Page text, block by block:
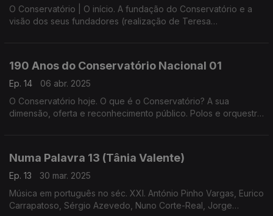
O Conservatório | O início. A fundação do Conservatório e a
visão dos seus fundadores (realização de Teresa
190 Anos do Conservatório Nacional 01
Ep. 14
06 abr. 2025
O Conservatório hoje. O que é o Conservatório? A sua
dimensão, oferta e reconhecimento público. Polos e orquestra
Numa Palavra 13 (Tânia Valente)
Ep. 13
30 mar. 2025
Música em português no séc. XXI. António Pinho Vargas, Eurico
Carrapatoso, Sérgio Azevedo, Nuno Corte-Real, Jorge